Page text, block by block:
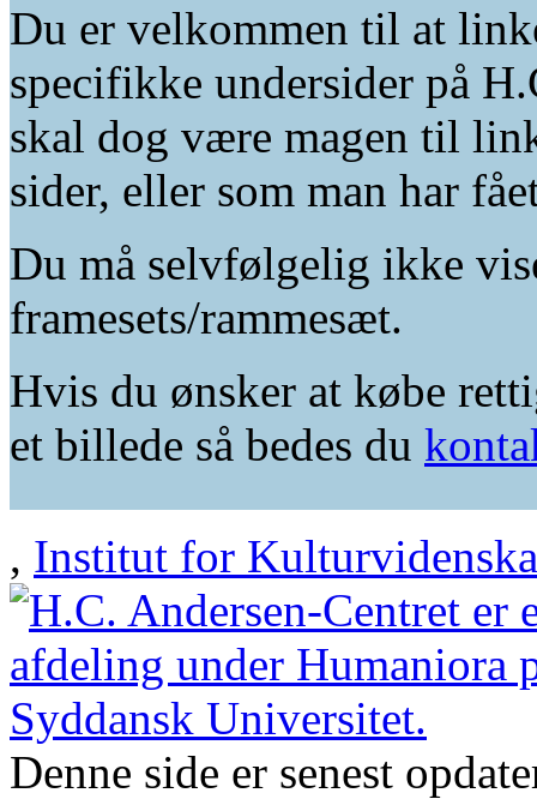
Du er velkommen til at
specifikke undersider på
skal dog være magen til
sider, eller som man har
Du må selvfølgelig ikke
framesets/rammesæt.
Hvis du ønsker at købe
et billede så bedes du
, Institut for
Denne side er senest